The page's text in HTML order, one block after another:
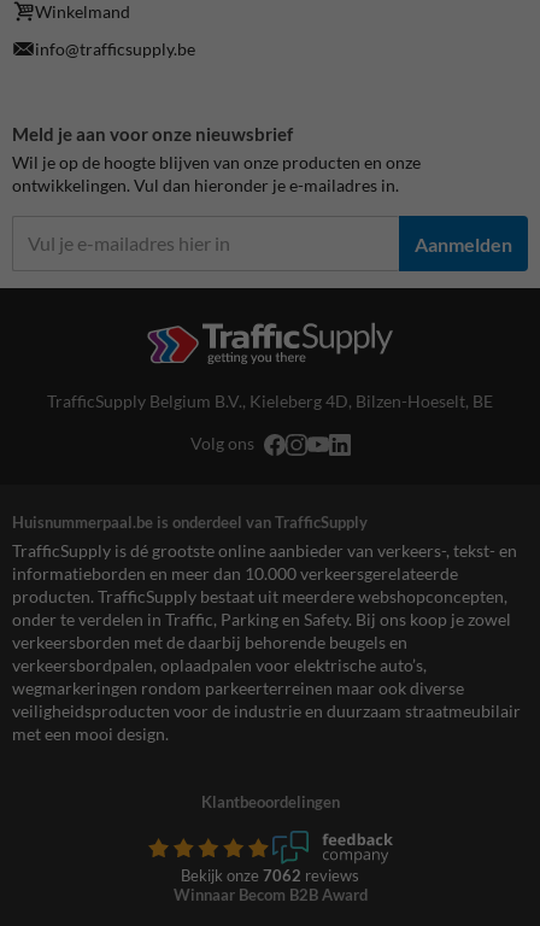
Winkelmand
info@trafficsupply.be
Meld je aan voor onze nieuwsbrief
Wil je op de hoogte blijven van onze producten en onze
ontwikkelingen. Vul dan hieronder je e-mailadres in.
Aanmelden
TrafficSupply Belgium B.V., Kieleberg 4D, Bilzen-Hoeselt, BE
Volg ons
Huisnummerpaal.be is onderdeel van TrafficSupply
TrafficSupply is dé grootste online aanbieder van verkeers-, tekst- en
informatieborden en meer dan 10.000 verkeersgerelateerde
producten. TrafficSupply bestaat uit meerdere webshopconcepten,
onder te verdelen in Traffic, Parking en Safety. Bij ons koop je zowel
verkeersborden met de daarbij behorende beugels en
verkeersbordpalen, oplaadpalen voor elektrische auto’s,
wegmarkeringen rondom parkeerterreinen maar ook diverse
veiligheidsproducten voor de industrie en duurzaam straatmeubilair
met een mooi design.
Klantbeoordelingen
Bekijk onze 7062 reviews
Winnaar Becom B2B Award